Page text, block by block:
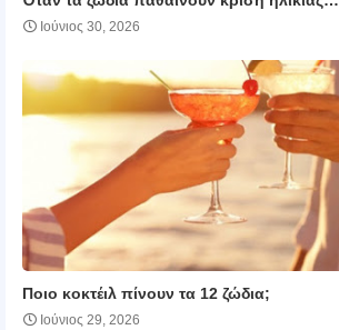
Ιούνιος 30, 2026
Ποιο κοκτέιλ πίνουν τα 12 ζώδια;
Ιούνιος 29, 2026